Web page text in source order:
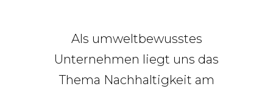
Als umweltbewusstes
Unternehmen liegt uns das
Thema Nachhaltigkeit am